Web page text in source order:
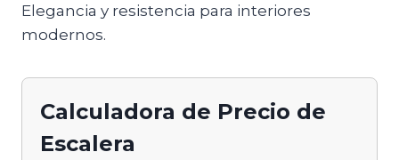
Elegancia y resistencia para interiores
modernos.
Calculadora de Precio de
Escalera